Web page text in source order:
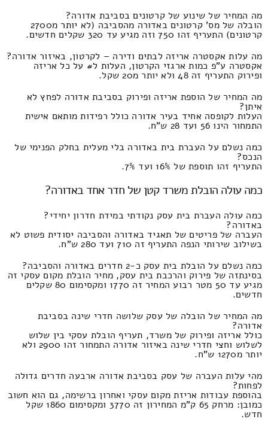
מה המחיר של שינוע של קרטונים בסביבת אדורה?
הובלה של מס' קרטונים באדורה מהסביבה (לא יותר מ2700
קרטונים) התעריף זהו 750 וזה מגיע עד 320 שקלים חדשים.
מה עלות אקסטרה אריזה לבתים ודירה – לקרטון, באיזור אדורה?
אקסטרה ע"פ כמות ארגזי הקרטון, העלות ל# על כל אריזה
ופירוק התעריף זה 48 ולא יותר מ20 שקל.
מה המחיר של הוספת אריזה ופירוק בסביבת אדורה לפחץ לא
איתן?
העלות לקופסה אחיד בעיר אדורה כולל רפידות מותאם אישית
התמחור הינו 56 ועד 28 ש"ח.
כמה נשלם על העברת בית באדורה בלי מעלית בחלק הפנימי של
הנכס?
התעריף זהו תוספת של 16% ועד 7%.
כמה עולה הובלת משרד קטן של חדר אחד באדורה?
כמה עולה העברת בית עסק נקודתי במידת חדרון יחידי?
באדורה?
העברה של פריטים של תאגיד באדורה והסביבה יסודית פשוט לא
בשילוב שירותי הנפה התעריף זה 710 ועד 280 ש"ח.
כמה נשלם על הובלת בית עסק כ-2 חדרים באדורה והסביבה?
בסינתזה של פירוק והרכבת בית עסק, מחיר הובלת מקום עסקי זה
מגיע עד 50 מטר רבוע המחיר זה 1770 ומקסימום 80 שקלים
חדשים.
מה המחיר של הובלה של עסק שלושה חדרי שינה בסביבת
אדורה?
כולל אריזה ופירוק של משרד, תעריף הובלת עסקי בין שלוש
לשלוש וחצי חדרי שינה באיזור אדורה התמחור זהו 2900 ולא
יותר מ1270 ש"ח.
מהי עלות העברה של עסק בסביבת אדורה ארבעה חדרים גדולה
לפחות?
בהוספת עבודות אריזת מקום עסקי ואחרון ברשימה, גם הוא חשוב
כמובן: מרחק 65 ק"מ המחירון זה 3770 ומקסימום 1860 שקל
חדש.